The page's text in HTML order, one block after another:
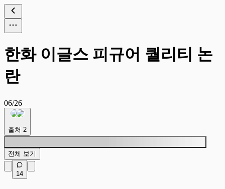
한화 이글스 피규어 퀄리티 논
란
06/26
출처 2
전체 보기
14